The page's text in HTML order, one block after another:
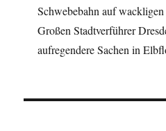
Schwebebahn auf
Großen Stadtverführer
aufregendere Sachen in